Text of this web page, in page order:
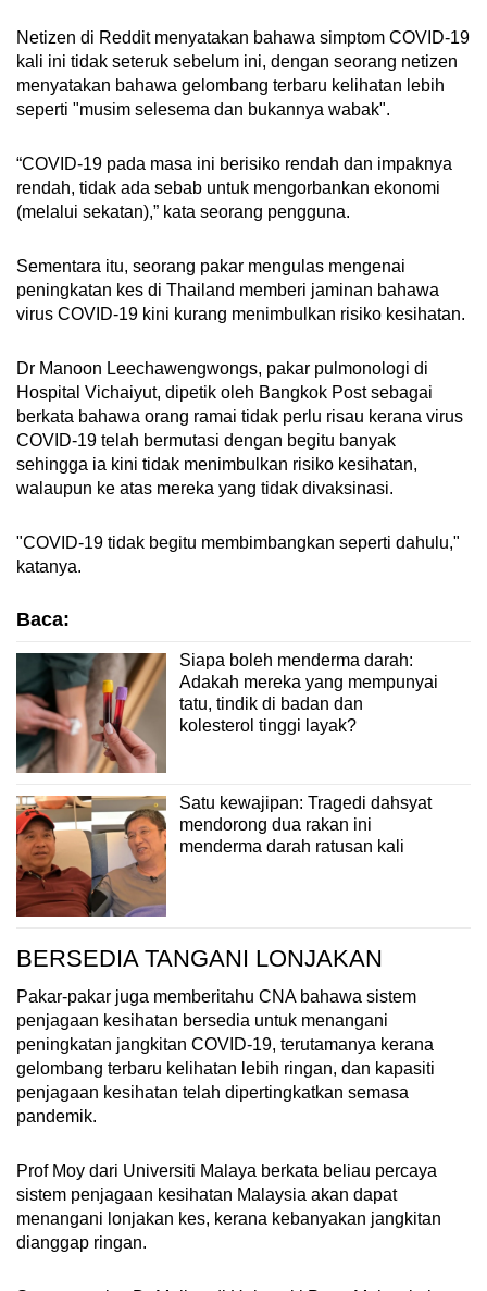
Netizen di Reddit menyatakan bahawa simptom COVID-19
kali ini tidak seteruk sebelum ini, dengan seorang netizen
menyatakan bahawa gelombang terbaru kelihatan lebih
seperti "musim selesema dan bukannya wabak".
“COVID-19 pada masa ini berisiko rendah dan impaknya
rendah, tidak ada sebab untuk mengorbankan ekonomi
(melalui sekatan),” kata seorang pengguna.
Sementara itu, seorang pakar mengulas mengenai
peningkatan kes di Thailand memberi jaminan bahawa
virus COVID-19 kini kurang menimbulkan risiko kesihatan.
Dr Manoon Leechawengwongs, pakar pulmonologi di
Hospital Vichaiyut, dipetik oleh Bangkok Post sebagai
berkata bahawa orang ramai tidak perlu risau kerana virus
COVID-19 telah bermutasi dengan begitu banyak
sehingga ia kini tidak menimbulkan risiko kesihatan,
walaupun ke atas mereka yang tidak divaksinasi.
"COVID-19 tidak begitu membimbangkan seperti dahulu,"
katanya.
Baca:
Siapa boleh menderma darah:
Adakah mereka yang mempunyai
tatu, tindik di badan dan
kolesterol tinggi layak?
Satu kewajipan: Tragedi dahsyat
mendorong dua rakan ini
menderma darah ratusan kali
BERSEDIA TANGANI LONJAKAN
Pakar-pakar juga memberitahu CNA bahawa sistem
penjagaan kesihatan bersedia untuk menangani
peningkatan jangkitan COVID-19, terutamanya kerana
gelombang terbaru kelihatan lebih ringan, dan kapasiti
penjagaan kesihatan telah dipertingkatkan semasa
pandemik.
Prof Moy dari Universiti Malaya berkata beliau percaya
sistem penjagaan kesihatan Malaysia akan dapat
menangani lonjakan kes, kerana kebanyakan jangkitan
dianggap ringan.